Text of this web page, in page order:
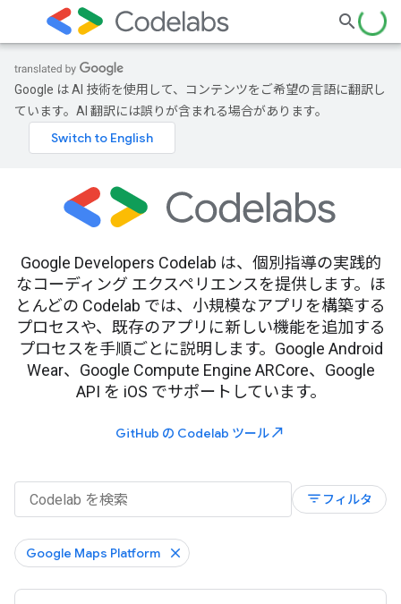
Google は AI 技術を使用して、コンテンツをご希望の言語に翻訳し
ています。AI 翻訳には誤りが含まれる場合があります。
Google Developers Codelab は、個別指導の実践的
なコーディング エクスペリエンスを提供します。ほ
とんどの Codelab では、小規模なアプリを構築する
プロセスや、既存のアプリに新しい機能を追加する
プロセスを手順ごとに説明します。Google Android
Wear、Google Compute Engine ARCore、Google
API を iOS でサポートしています。
GitHub の Codelab ツールnorth_east
filter_list フィルタ
Google Maps Platform